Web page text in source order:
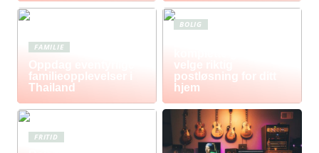
FAMILIE
Oppdag eventyrlige
familieopplevelser i
Thailand
BOLIG
velge riktig
postløsning for ditt
hjem
FRITID